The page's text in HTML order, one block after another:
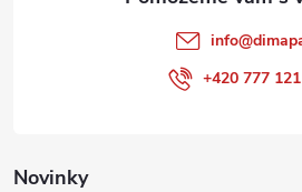
Novinky
info@
+420 777